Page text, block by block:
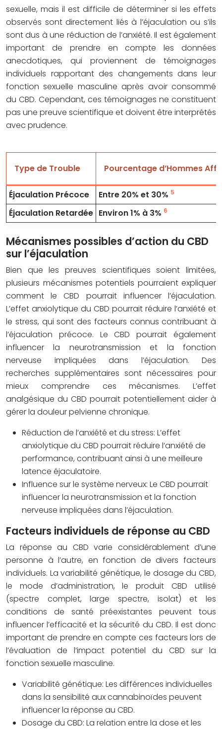
sexuelle, mais il est difficile de déterminer si les effets
observés sont directement liés à l’éjaculation ou s’ils
sont dus à une réduction de l’anxiété. Il est également
important de prendre en compte les données
anecdotiques, qui proviennent de témoignages
individuels rapportant des changements dans leur
fonction sexuelle masculine après avoir consommé
du CBD. Cependant, ces témoignages ne constituent
pas une preuve scientifique et doivent être interprétés
avec prudence.
Type de Trouble Pourcentage d’Hommes
Éjaculation Précoce Entre 20% et 30% 5
Éjaculation Retardée Environ 1% à 3% 6
Mécanismes possibles d’action du CBD
sur l’éjaculation
Bien que les preuves scientifiques soient limitées,
plusieurs mécanismes potentiels pourraient expliquer
comment le CBD pourrait influencer l’éjaculation.
L’effet anxiolytique du CBD pourrait réduire l’anxiété et
le stress, qui sont des facteurs connus contribuant à
l’éjaculation précoce. Le CBD pourrait également
influencer la neurotransmission et la fonction
nerveuse impliquées dans l’éjaculation. Des
recherches supplémentaires sont nécessaires pour
mieux comprendre ces mécanismes. L’effet
analgésique du CBD pourrait potentiellement aider à
gérer la douleur pelvienne chronique.
Réduction de l’anxiété et du stress: L’effet
anxiolytique du CBD pourrait réduire l’anxiété de
performance, contribuant ainsi à une meilleure
latence éjaculatoire.
Influence sur le système nerveux: Le CBD pourrait
influencer la neurotransmission et la fonction
nerveuse impliquées dans l’éjaculation.
Facteurs individuels de réponse au CBD
La réponse au CBD varie considérablement d’une
personne à l’autre, en fonction de divers facteurs
individuels. La variabilité génétique, le dosage du CBD,
le mode d’administration, le produit CBD utilisé
(spectre complet, large spectre, isolat) et les
conditions de santé préexistantes peuvent tous
influencer l’efficacité et la sécurité du CBD. Il est donc
important de prendre en compte ces facteurs lors de
l’évaluation de l’impact potentiel du CBD sur la
fonction sexuelle masculine.
Variabilité génétique: Les différences individuelles
dans la sensibilité aux cannabinoïdes peuvent
influencer la réponse au CBD.
Dosage du CBD: La relation entre la dose et les